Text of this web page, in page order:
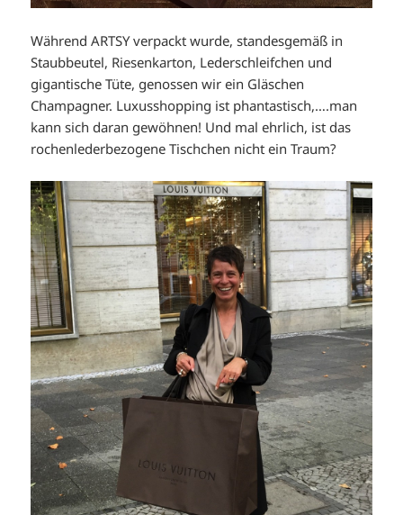
Während ARTSY verpackt wurde, standesgemäß in
Staubbeutel, Riesenkarton, Lederschleifchen und
gigantische Tüte, genossen wir ein Gläschen
Champagner. Luxusshopping ist phantastisch,….man
kann sich daran gewöhnen! Und mal ehrlich, ist das
rochenlederbezogene Tischchen nicht ein Traum?